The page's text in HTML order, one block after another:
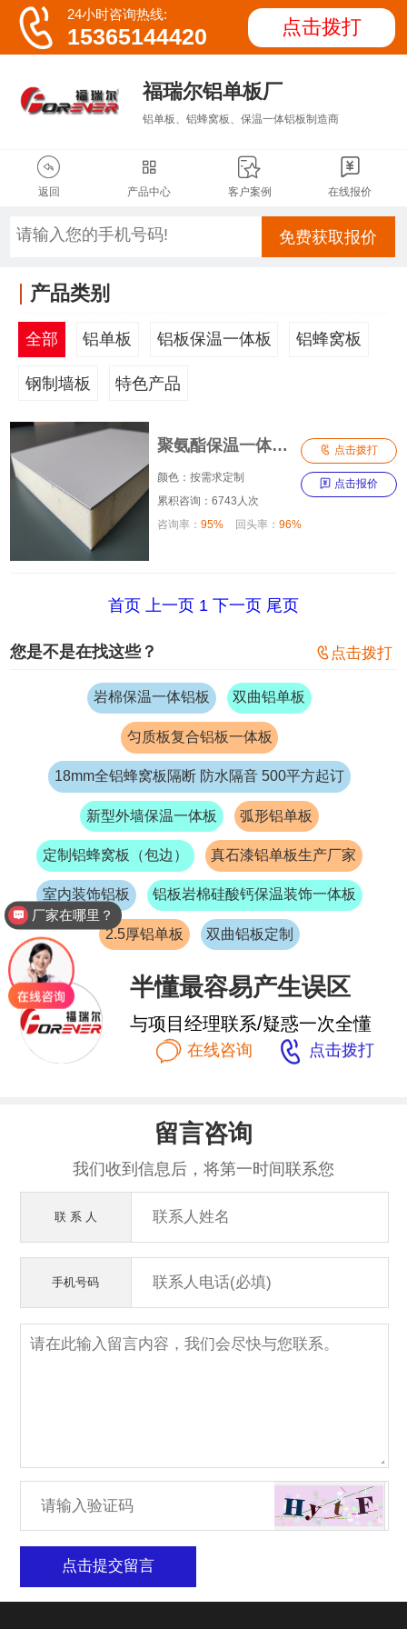
 24小时咨询热线:
15365144420 点击拨打
福瑞尔铝单板厂
铝单板、铝蜂窝板、保温一体铝板制造商

返回

产品中心

客户案例

在线报价
免费获取报价
产品类别
全部 铝单板 铝板保温一体板 铝蜂窝板
钢制墙板 特色产品
聚氨酯保温一体铝板
颜色：按需求定制
累积咨询：6743人次
 点击拨打
 点击报价
咨询率： 95% 回头率：96%
首页 上一页 1 下一页 尾页
您是不是在找这些？  点击拨打
岩棉保温一体铝板 双曲铝单板
匀质板复合铝板一体板
18mm全铝蜂窝板隔断 防水隔音 500平方起订
新型外墙保温一体板 弧形铝单板
定制铝蜂窝板（包边） 真石漆铝单板生产厂家
室内装饰铝板 铝板岩棉硅酸钙保温装饰一体板
2.5厚铝单板 双曲铝板定制
半懂最容易产生误区
与项目经理联系/疑惑一次全懂
 在线咨询  点击拨打
留言咨询
我们收到信息后，将第一时间联系您
联 系 人
手机号码
点击提交留言
厂家在哪里？